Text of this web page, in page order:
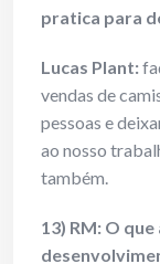
pratica para
Lucas Plant:
vendas de
pessoas e
ao nosso
também.
13) RM: O